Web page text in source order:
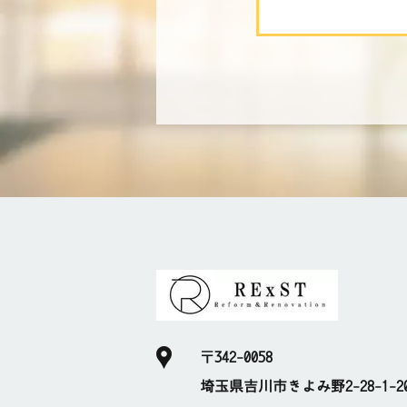
〒342-0058
埼玉県吉川市きよみ野2-28-1-